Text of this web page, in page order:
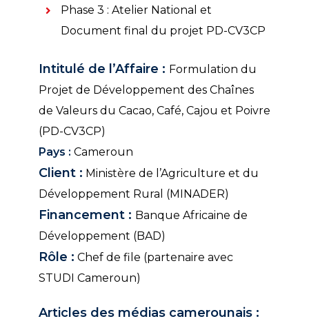
Phase 3 : Atelier National et
Document final du projet PD-CV3CP
Intitulé de l’Affaire : Formulation du
Projet de Développement des Chaînes
de Valeurs du Cacao, Café, Cajou et Poivre
(PD-CV3CP)
Pays : Cameroun
Client : Ministère de l’Agriculture et du
Développement Rural (MINADER)
Financement : Banque Africaine de
Développement (BAD)
Rôle : Chef de file (partenaire avec
STUDI Cameroun)
Articles des médias camerounais :